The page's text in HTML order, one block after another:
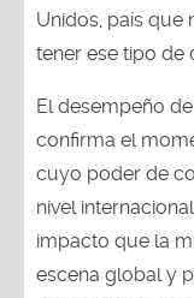
Unidos, país que
tener ese tipo de
El desempeño de
confirma el
cuyo poder de
nivel
impacto que la
escena global y